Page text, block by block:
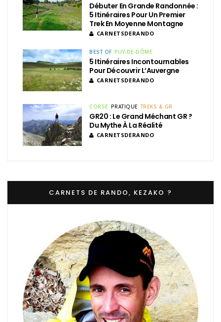
Débuter En Grande Randonnée :
5 Itinéraires Pour Un Premier
Trek En Moyenne Montagne
CARNETSDERANDO
BEST OF PUY-DE-DÔME
5 Itinéraires Incontournables
Pour Découvrir L’Auvergne
CARNETSDERANDO
CORSE PRATIQUE TREKS & GR
GR20 : Le Grand Méchant GR ?
Du Mythe À La Réalité
CARNETSDERANDO
CARNETS DE RANDO, KEZAKO ?